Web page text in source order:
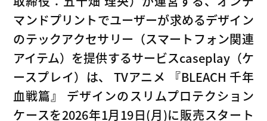
マンドプリントでユーザーが求めるデザイン
のテックアクセサリー（スマートフォン関連
アイテム）を提供するサービスcaseplay（ケ
ースプレイ）は、 TVアニメ 『BLEACH 千年
血戦篇』 デザインのスリムプロテクション
ケースを2026年1月19日(月)に販売スタート